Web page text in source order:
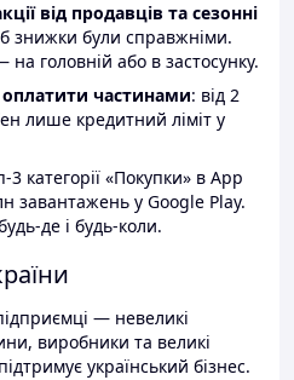
від продавців та сезонні
знижки були справжніми.
на головній або в застосунку.
оплатити частинами: від 2
лише кредитний ліміт у
категорії «Покупки» в App
завантажень у Google Play.
де і будь-коли.
— невеликі
виробники та великі
український бізнес.